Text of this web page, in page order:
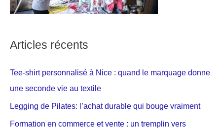
Articles récents
Tee-shirt personnalisé à Nice : quand le marquage donne
une seconde vie au textile
Legging de Pilates: l’achat durable qui bouge vraiment
Formation en commerce et vente : un tremplin vers